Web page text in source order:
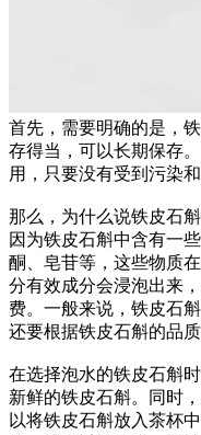
首先，需要明确的是，
存得当，可以长期保存
用，只要没有受到污染
那么，为什么说铁皮石
因为铁皮石斛中含有一
酮、皂苷等，这些物质
分有效成分会浸泡出来
费。一般来说，铁皮石
还要根据铁皮石斛的品
在选择泡水的铁皮石斛
新鲜的铁皮石斛。同时
以将铁皮石斛放入茶杯